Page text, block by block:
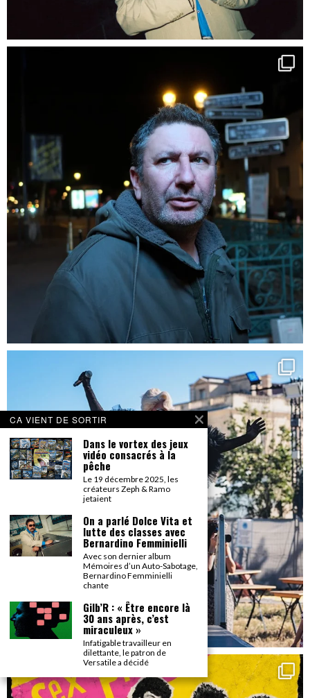
CA VIENT DE SORTIR
Dans le vortex des jeux
vidéo consacrés à la
pêche
Le 19 décembre 2025, les
créateurs Zeph & Ramo
jetaient
On a parlé Dolce Vita et
lutte des classes avec
Bernardino Femminielli
Avec son dernier album
Mémoires d’un Auto-Sabotage,
Bernardino Femminielli
chante
Gilb’R : « Être encore là
30 ans après, c’est
miraculeux »
Infatigable travailleur en
dilettante, le patron de
Versatile a décidé